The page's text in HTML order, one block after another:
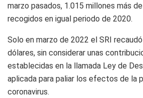
marzo pasados, 1.015 millones más
recogidos en igual periodo de 2020.
Solo en marzo de 2022 el SRI
dólares, sin considerar unas
establecidas en la llamada Ley de
aplicada para paliar los efectos de la
coronavirus.